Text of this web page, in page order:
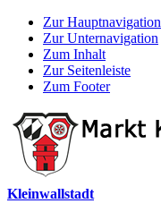
Zur Hauptnavigation
Zur Unternavigation
Zum Inhalt
Zur Seitenleiste
Zum Footer
Kleinwallstadt